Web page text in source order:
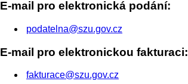
E-mail pro elektronická podání:
podatelna@szu.gov.cz
E-mail pro elektronickou fakturaci:
fakturace@szu.gov.cz